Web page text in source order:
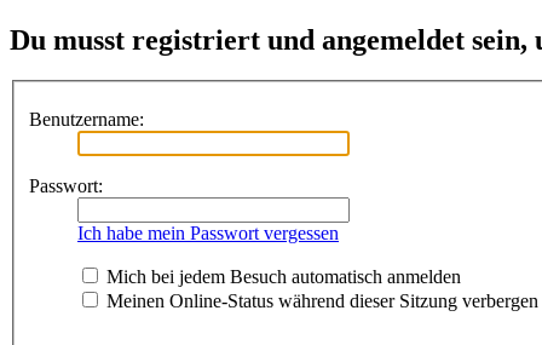
Du musst registriert und angemeldet sein,
Benutzername:
Passwort:
Ich habe mein Passwort vergessen
Mich bei jedem Besuch automatisch anmelden
Meinen Online-Status während dieser Sitzung verbergen